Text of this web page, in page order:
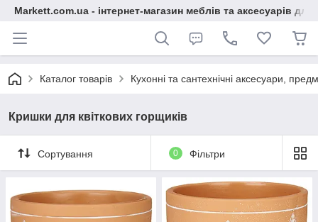
Markett.com.ua - інтернет-магазин меблів та аксесуарів для
Каталог товарів Кухонні та сантехнічні аксесуари,
Кришки для квіткових горщиків
Сортування 0 Фільтри